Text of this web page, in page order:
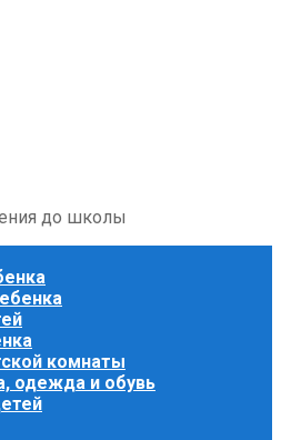
до школы
комнаты
одежда и обувь